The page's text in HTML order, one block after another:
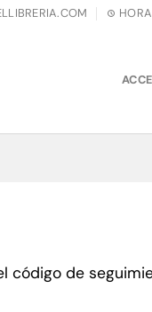
código de